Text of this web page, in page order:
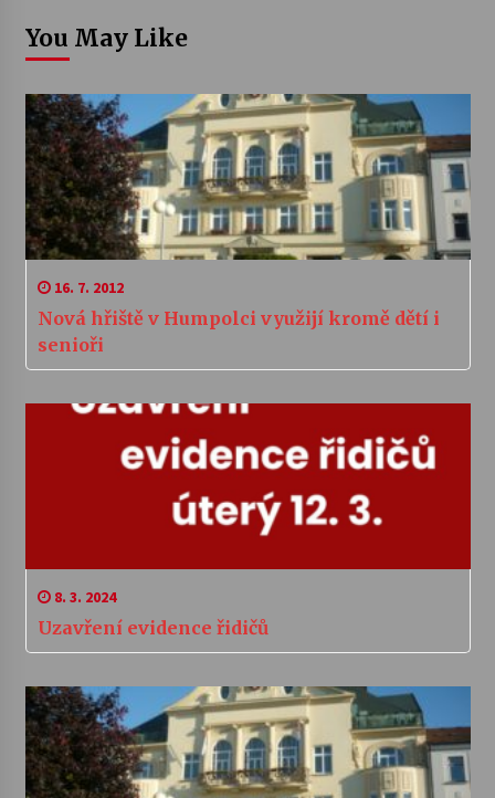
You May Like
16. 7. 2012
Nová hřiště v Humpolci využijí kromě dětí i
senioři
8. 3. 2024
Uzavření evidence řidičů